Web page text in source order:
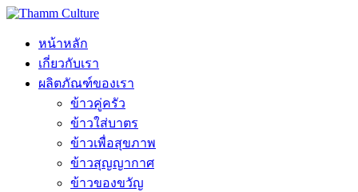
หน้าหลัก
เกี่ยวกับเรา
ผลิตภัณฑ์ของเรา
ข้าวคู่ครัว
ข้าวใส่บาตร
ข้าวเพื่อสุขภาพ
ข้าวสุญญากาศ
ข้าวของขวัญ